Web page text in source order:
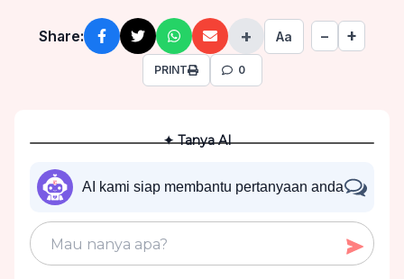
Share: + Aa − +
PRINT 0
✦ Tanya AI
AI kami siap membantu pertanyaan anda